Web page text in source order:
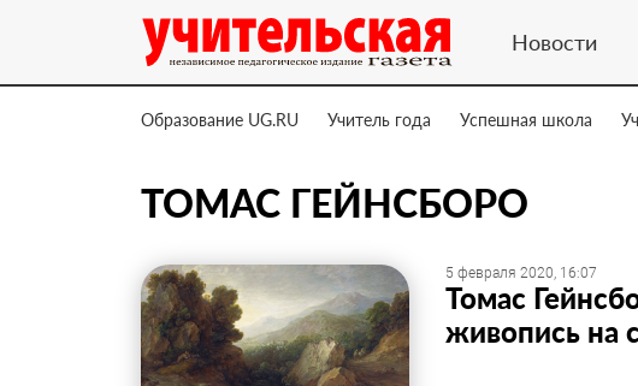
Новости
Образование UG.RU Учитель года Успешная школа
ТОМАС ГЕЙНСБОРО
5 февраля 2020, 16:07
Томас
живопись на